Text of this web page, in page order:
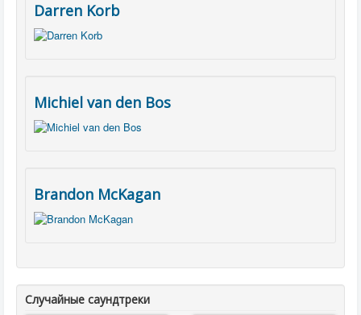
Darren Korb
Michiel van den Bos
Brandon McKagan
Случайные саундтреки